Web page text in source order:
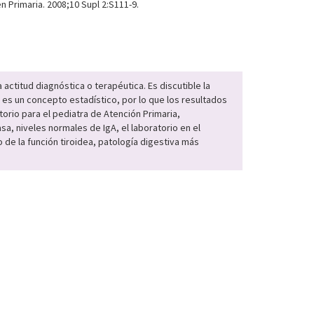
2008;10 Supl 2:S111-9.
diagnóstica o terapéutica. Es discutible la
un concepto estadístico, por lo que los resultados
para el pediatra de Atención Primaria,
niveles normales de IgA, el laboratorio en el
la función tiroidea, patología digestiva más